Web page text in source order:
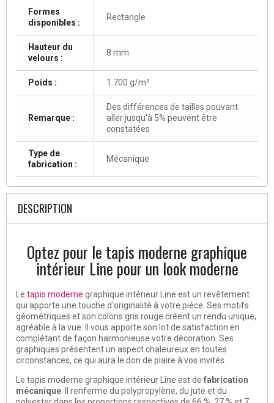
Formes
disponibles :
Rectangle
Hauteur du
velours :
8 mm
Poids : 1.700 g/m²
Remarque :
Des différences de tailles pouvant
aller jusqu'à 5% peuvent être
constatées
Type de
fabrication :
Mécanique
DESCRIPTION
Optez pour le tapis moderne graphique
intérieur Line pour un look moderne
Le tapis moderne graphique intérieur Line est un revêtement
qui apporte une touche d'originalité à votre pièce. Ses motifs
géométriques et son coloris gris rouge créent un rendu unique,
agréable à la vue. Il vous apporte son lot de satisfaction en
complétant de façon harmonieuse votre décoration. Ses
graphiques présentent un aspect chaleureux en toutes
circonstances, ce qui aura le don de plaire à vos invités.
Le tapis moderne graphique intérieur Line est de fabrication
mécanique . Il renferme du polypropylène, du jute et du